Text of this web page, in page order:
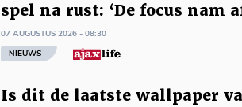
spel na rust: ‘De focus nam
07 AUGUSTUS 2026 - 08:30
NIEUWS
Is dit de laatste wallpaper